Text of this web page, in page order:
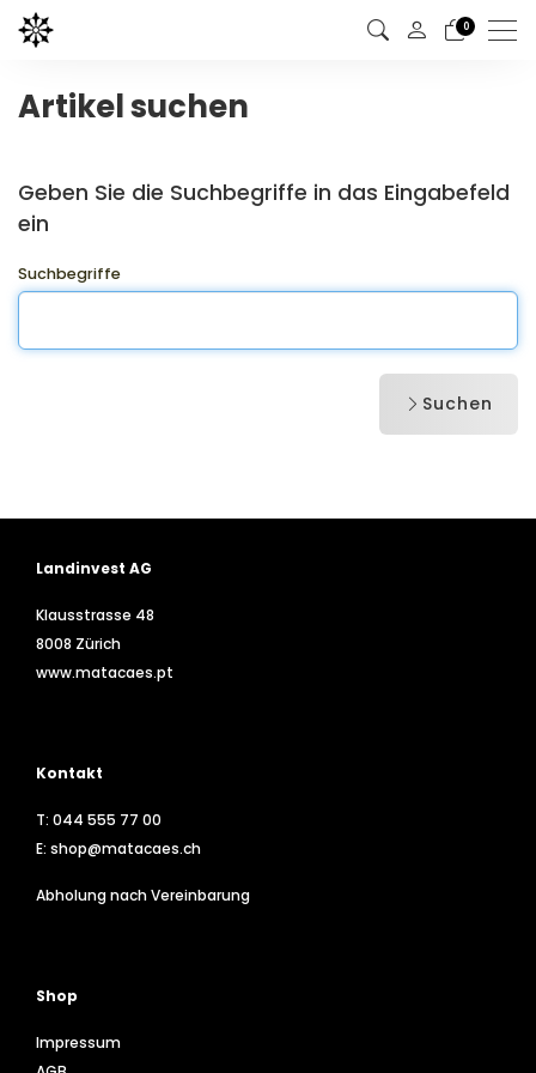
0
Artikel suchen
Geben Sie die Suchbegriffe in das Eingabefeld
ein
Suchbegriffe
Suchen
Landinvest AG
Klausstrasse 48
8008 Zürich
www.matacaes.pt
Kontakt
T: 044 555 77 00
E: shop@matacaes.ch
Abholung nach Vereinbarung
Shop
Impressum